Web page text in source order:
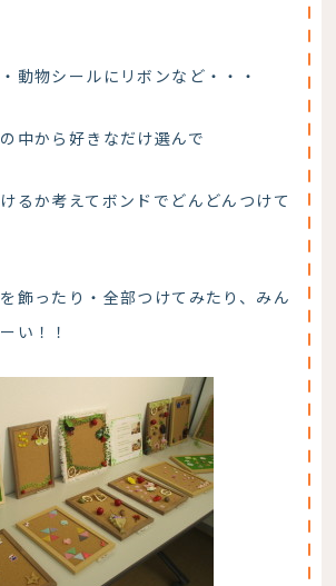
動物シールにリボンなど・・・
中から好きなだけ選んで
るか考えてボンドでどんどんつけて
飾ったり・全部つけてみたり、みん
い！！